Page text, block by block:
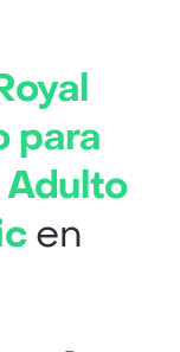
para
en